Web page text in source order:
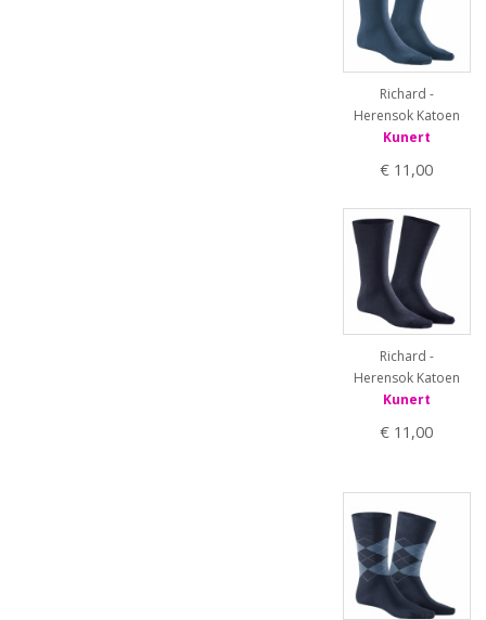
Richard -
Herensok Katoen
Kunert
€ 11,00
Richard -
Herensok Katoen
Kunert
€ 11,00